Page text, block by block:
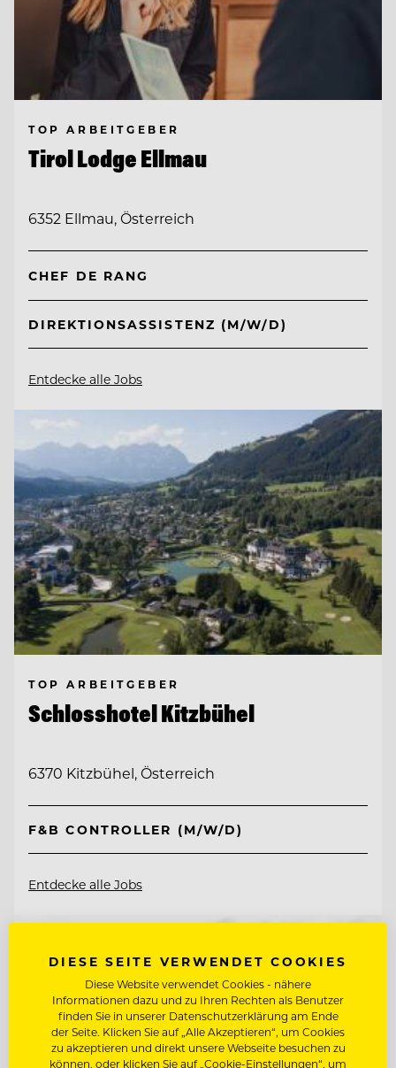
TOP ARBEITGEBER
Tirol Lodge Ellmau
6352 Ellmau, Österreich
CHEF DE RANG
DIREKTIONSASSISTENZ (M/W/D)
Entdecke alle Jobs
TOP ARBEITGEBER
Schlosshotel Kitzbühel
6370 Kitzbühel, Österreich
F&B CONTROLLER (M/W/D)
Entdecke alle Jobs
DIESE SEITE VERWENDET COOKIES
Diese Website verwendet Cookies - nähere
Informationen dazu und zu Ihren Rechten als Benutzer
finden Sie in unserer Datenschutzerklärung am Ende
der Seite. Klicken Sie auf „Alle Akzeptieren“, um Cookies
zu akzeptieren und direkt unsere Webseite besuchen zu
können, oder klicken Sie auf „Cookie-Einstellungen“, um